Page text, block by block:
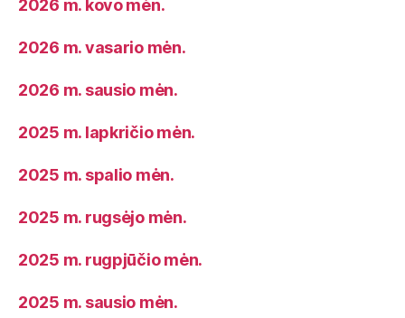
2026 m. kovo mėn.
2026 m. vasario mėn.
2026 m. sausio mėn.
2025 m. lapkričio mėn.
2025 m. spalio mėn.
2025 m. rugsėjo mėn.
2025 m. rugpjūčio mėn.
2025 m. sausio mėn.